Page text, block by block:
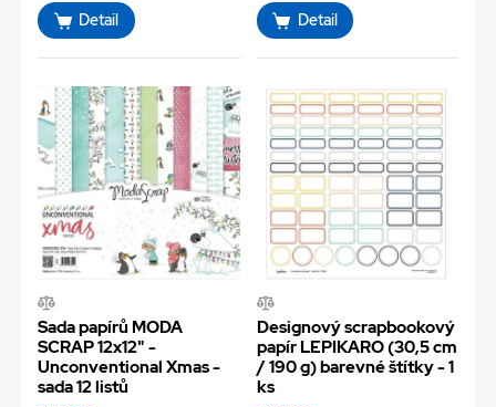
Detail Detail
Sada papírů MODA
SCRAP 12x12" -
Unconventional Xmas -
sada 12 listů
Designový scrapbookový
papír LEPIKARO (30,5 cm
/ 190 g) barevné štítky - 1
ks